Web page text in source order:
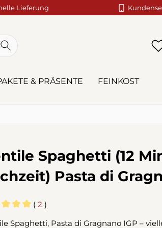
Lieferung
& PRÄSENTE FEINKOST
Spaghetti (12
Pasta di
( 2 )
Spaghetti, Pasta di Gragnano IGP –